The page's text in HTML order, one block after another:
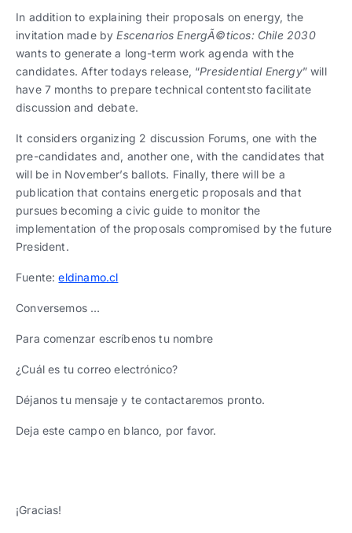
In addition to explaining their proposals on energy, the
invitation made byEscenarios EnergÃ©ticos: Chile 2030
wants to generate a long-term work agenda with the
candidates. After todays release, “Presidential Energy” will
have 7 months to prepare technical contentsto facilitate
discussion and debate.
It considers organizing 2 discussion Forums, one with the
pre-candidates and, another one, with the candidates that
will be in November’s ballots. Finally, there will be a
publication that contains energetic proposals and that
pursues becoming a civic guide to monitor the
implementation of the proposals compromised by the future
President.
Fuente:eldinamo.cl
Conversemos …
Para comenzar escríbenos tu nombre
¿Cuál es tu correo electrónico?
Déjanos tu mensaje y te contactaremos pronto.
Deja este campo en blanco, por favor.
¡Gracias!